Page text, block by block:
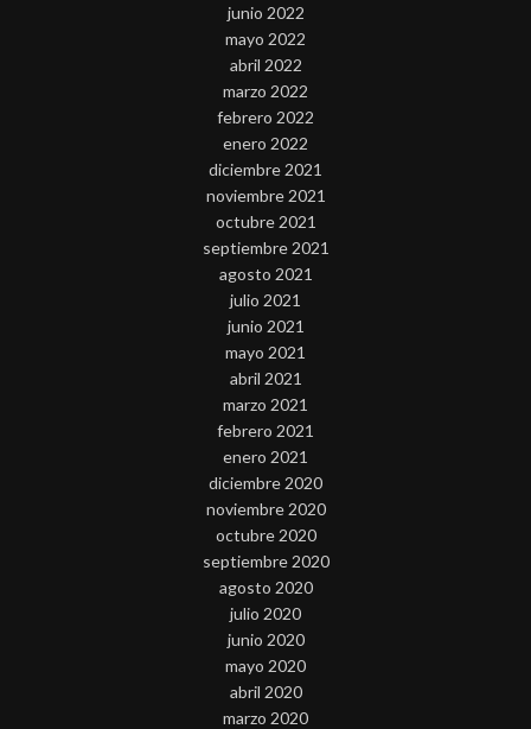
junio 2022
mayo 2022
abril 2022
marzo 2022
febrero 2022
enero 2022
diciembre 2021
noviembre 2021
octubre 2021
septiembre 2021
agosto 2021
julio 2021
junio 2021
mayo 2021
abril 2021
marzo 2021
febrero 2021
enero 2021
diciembre 2020
noviembre 2020
octubre 2020
septiembre 2020
agosto 2020
julio 2020
junio 2020
mayo 2020
abril 2020
marzo 2020